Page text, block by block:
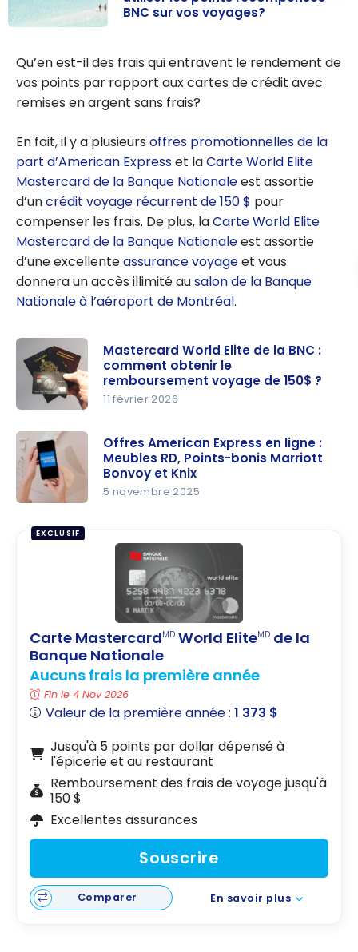
Nationale :
Comment
utiliser les
récompenses
BNC sur vos
voyages?
BNC sur vos voyages?
Qu’en est-il des frais qui entravent le rendement de
vos points par rapport aux cartes de crédit avec
remises en argent sans frais?
En fait, il y a plusieurs offres promotionnelles de la
part d’American Expresset laCarte World Elite
Mastercard de la Banque Nationaleest assortie
d’uncrédit voyage récurrent de 150 $ pour
compenser les frais. De plus, laCarte World Elite
Mastercard de la Banque Nationaleest assortie
d’une excellenteassurance voyageet vous
donnera un accès illimité ausalon de la Banque
Nationale à l’aéroport de Montréal.
d World
Elite de la
BNC :
comment
rembourse
Mastercard World Elite de la BNC :
comment obtenir le
remboursement voyage de 150$ ?
11 février 2026
American
bonis
Marriott
Bonvoy et
Knix
Offres American Express en ligne :
Meubles RD, Points-bonis Marriott
Bonvoy et Knix
5 novembre 2025
EXCLUSIF
Carte MastercardMD World EliteMD de la
Banque Nationale
Aucuns frais la première année
Fin le 4 Nov 2026
Valeur de la première année :1 373 $
Jusqu'à 5 points par dollar dépensé à
l'épicerie et au restaurant
Remboursement des frais de voyage jusqu'à
150 $
Excellentes assurances
Souscrire
Comparer En savoir plus